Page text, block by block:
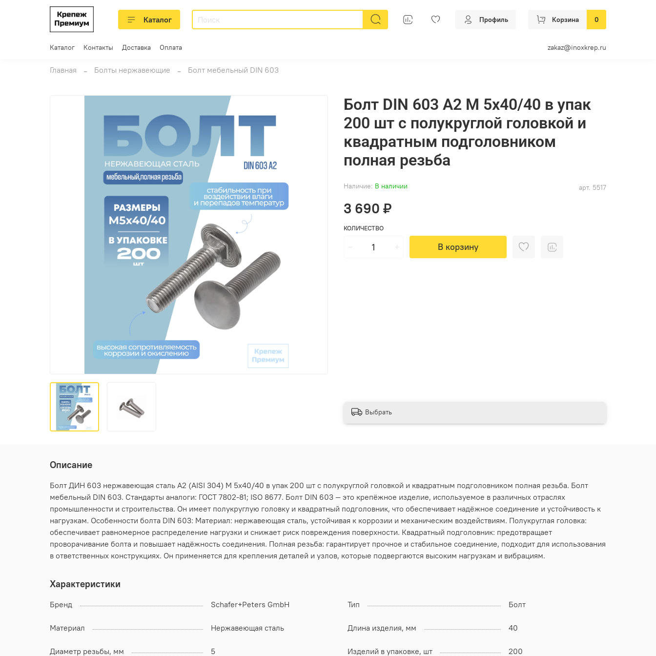
Каталог Профиль Корзина 0
Каталог Контакты Доставка Оплата zakaz@inoxkrep.ru
Главная Болты нержавеющие Болт мебельный DIN 603
арт. 5517
Наличие: В наличии
Болт DIN 603 А2 M 5х40/40 в упак
200 шт с полукруглой головкой и
квадратным подголовником
полная резьба
3 690 ₽
КОЛИЧЕСТВО
В корзину
Выбрать
Описание
Болт ДИН 603 нержавеющая сталь А2 (AISI 304) M 5х40/40 в упак 200 шт с полукруглой головкой и квадратным подголовником полная резьба. Болт
мебельный DIN 603. Стандарты аналоги: ГОСТ 7802-81; ISO 8677. Болт DIN 603 — это крепёжное изделие, используемое в различных отраслях
промышленности и строительства. Он имеет полукруглую головку и квадратный подголовник, что обеспечивает надёжное соединение и устойчивость к
нагрузкам. Особенности болта DIN 603: Материал: нержавеющая сталь, устойчивая к коррозии и механическим воздействиям. Полукруглая головка:
обеспечивает равномерное распределение нагрузки и снижает риск повреждения поверхности. Квадратный подголовник: предотвращает
проворачивание болта и повышает надёжность соединения. Полная резьба: гарантирует прочное и стабильное соединение, подходит для использования
в ответственных конструкциях. Он применяется для крепления деталей и узлов, которые подвергаются высоким нагрузкам и вибрациям.
Характеристики
Бренд Schafer+Peters GmbH Тип Болт
Материал Нержавеющая сталь Длина изделия, мм 40
Диаметр резьбы, мм 5 Изделий в упаковке, шт 200